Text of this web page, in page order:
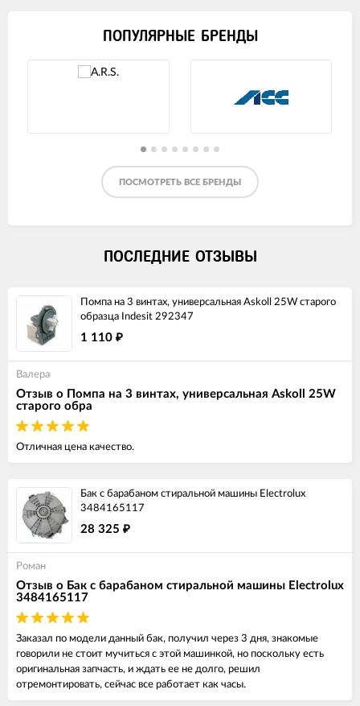
ПОПУЛЯРНЫЕ БРЕНДЫ
ПОСМОТРЕТЬ ВСЕ БРЕНДЫ
ПОСЛЕДНИЕ ОТЗЫВЫ
Помпа на 3 винтах, универсальная Askoll 25W старого
образца Indesit 292347
1 110 ₽
Валера
Отзыв о Помпа на 3 винтах, универсальная Askoll 25W
старого обра
Отличная цена качество.
Бак с барабаном стиральной машины Electrolux
3484165117
28 325 ₽
Роман
Отзыв о Бак с барабаном стиральной машины Electrolux
3484165117
Заказал по модели данный бак, получил через 3 дня, знакомые
говорили не стоит мучиться с этой машинкой, но поскольку есть
оригинальная запчасть, и ждать ее не долго, решил
отремонтировать, сейчас все работает как часы.